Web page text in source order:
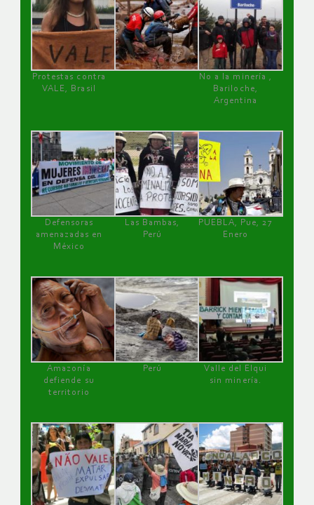
Protestas contra
VALE, Brasil
No a la minería ,
Bariloche,
Argentina
Defensoras
amenazadas en
México
Las Bambas,
Perú
PUEBLA, Pue, 27
Enero
Amazonía
defiende su
territorio
Perú
Valle del Elqui
sin minería.